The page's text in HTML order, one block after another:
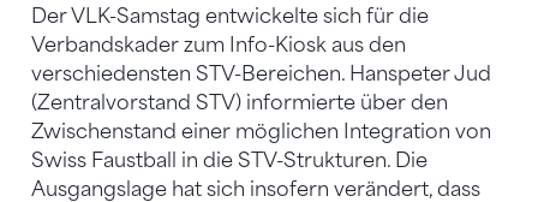
Der VLK-Samstag entwickelte sich für die
Verbandskader zum Info-Kiosk aus den
verschiedensten STV-Bereichen. Hanspeter Jud
(Zentralvorstand STV) informierte über den
Zwischenstand einer möglichen Integration von
Swiss Faustball in die STV-Strukturen. Die
Ausgangslage hat sich insofern verändert, dass